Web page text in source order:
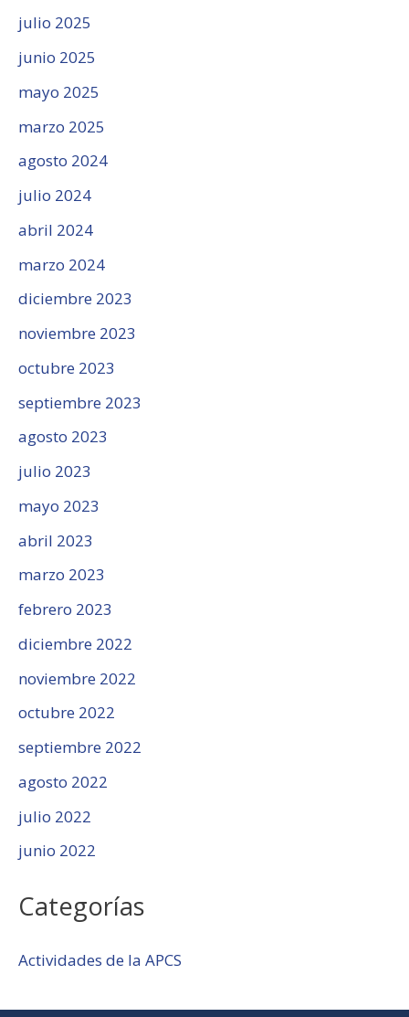
julio 2025
junio 2025
mayo 2025
marzo 2025
agosto 2024
julio 2024
abril 2024
marzo 2024
diciembre 2023
noviembre 2023
octubre 2023
septiembre 2023
agosto 2023
julio 2023
mayo 2023
abril 2023
marzo 2023
febrero 2023
diciembre 2022
noviembre 2022
octubre 2022
septiembre 2022
agosto 2022
julio 2022
junio 2022
Categorías
Actividades de la APCS